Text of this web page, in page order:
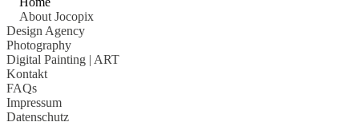
About Jocopix
Design Agency
Photography
Digital Painting | ART
Kontakt
FAQs
Impressum
Datenschutz